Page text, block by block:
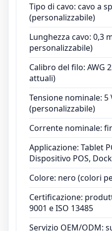
Tipo di cavo: cavo a
(personalizzabile)
Lunghezza cavo: 0,3
personalizzabile)
Calibro del filo: AWG
attuali)
Tensione nominale: 5
(personalizzabile)
Corrente nominale:
Applicazione: Tablet
Dispositivo POS,
Colore: nero (colori
Certificazione:
9001 e ISO 13485
Servizio OEM/ODM: